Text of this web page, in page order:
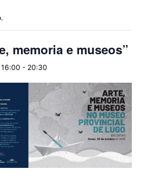
memoria e museos”
- 20:30